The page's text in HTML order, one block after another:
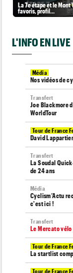
La 7e étape et le Mont
favoris, profil…
L'INFO EN LIVE
Média
Nos vidéos de
Transfert
Joe Blackmore
WorldTour
Tour de France
David
Transfert
La Soudal
de 24 ans
Média
Cyclism’Actu
c'est ici !
Transfert
Le Mercato
Tour de France
La startlist
Tour de France